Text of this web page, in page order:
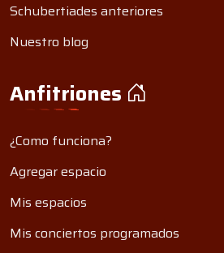
Schubertiades anteriores
Nuestro blog
Anfitriones
¿Como funciona?
Agregar espacio
Mis espacios
Mis conciertos programados